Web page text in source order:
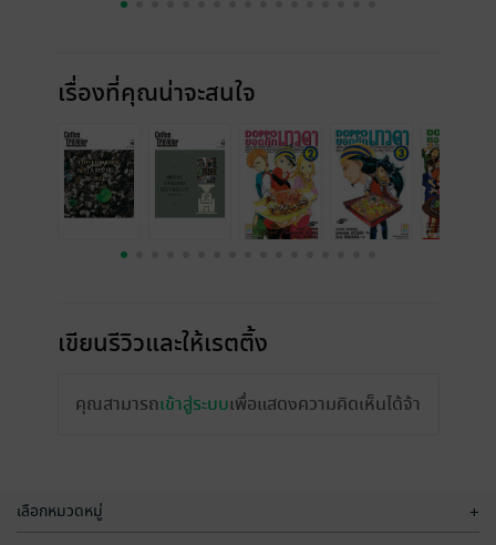
เรื่องที่คุณน่าจะสนใจ
เขียนรีวิวและให้เรตติ้ง
คุณสามารถเข้าสู่ระบบเพื่อแสดงความคิดเห็นได้จ้า
เลือกหมวดหมู่ +